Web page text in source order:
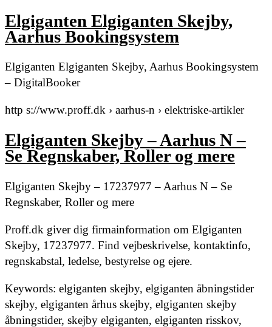
Elgiganten Elgiganten Skejby,
Aarhus Bookingsystem
Elgiganten Elgiganten Skejby, Aarhus Bookingsystem
– DigitalBooker
http s://www.proff.dk › aarhus-n › elektriske-artikler
Elgiganten Skejby – Aarhus N –
Se Regnskaber, Roller og mere
Elgiganten Skejby – 17237977 – Aarhus N – Se
Regnskaber, Roller og mere
Proff.dk giver dig firmainformation om Elgiganten
Skejby, 17237977. Find vejbeskrivelse, kontaktinfo,
regnskabstal, ledelse, bestyrelse og ejere.
Keywords: elgiganten skejby, elgiganten åbningstider
skejby, elgiganten århus skejby, elgiganten skejby
åbningstider, skejby elgiganten, elgiganten risskov,